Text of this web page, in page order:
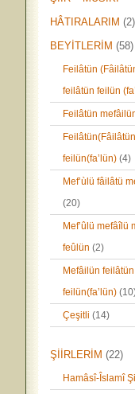
HÂTIRALARIM (2)
BEYİTLERİM (58)
Feilâtün
feilâtün feilün
Feilâtün
feilün(fa’lün) (4)
Mef’ùlü fâilâtü
(20)
Mef’ûlü mefâîlü
feûlün (2)
Mefâilün
feilün(fa’lün)
Çeşitli (14)
ŞİİRLERİM (22)
Hamâsî-Îslamî